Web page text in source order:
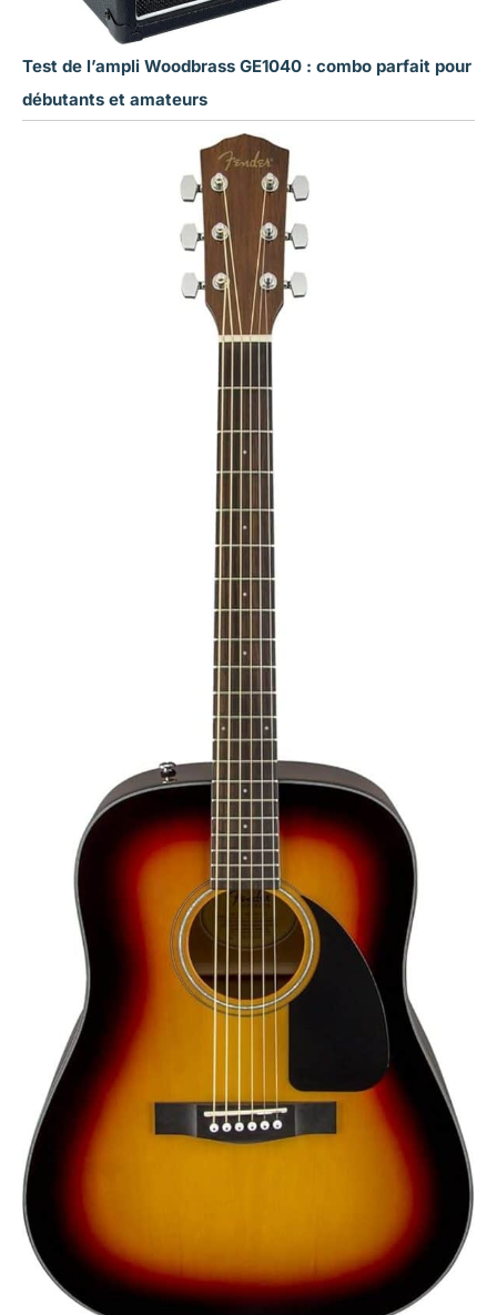
Test de l’ampli Woodbrass GE1040 : combo parfait pour
débutants et amateurs